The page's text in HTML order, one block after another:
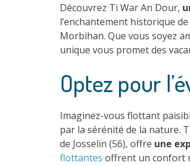
Découvrez Ti War An Dour,
l’enchantement historique de
Morbihan. Que vous soyez
unique vous promet des
Optez pour
Imaginez-vous flottant
par la sérénité de la nature.
de Josselin (56), offre une
flottantes offrent un confort